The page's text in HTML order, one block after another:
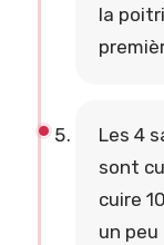
la
Les 4
sont
cuire
un peu